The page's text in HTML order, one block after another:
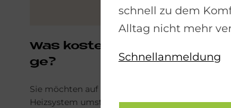
Was ko­stet eine
ge?
Sie möchten auf ein sparsames und
Heizsystem umsteigen? Wir beraten Sie
schnell zu dem
Alltag nicht mehr
Schnellanmeldung